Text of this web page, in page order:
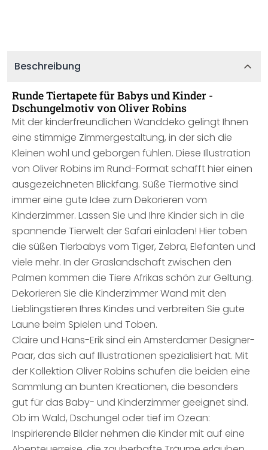
Beschreibung
Runde Tiertapete für Babys und Kinder -
Dschungelmotiv von Oliver Robins
Mit der kinderfreundlichen Wanddeko gelingt Ihnen
eine stimmige Zimmergestaltung, in der sich die
Kleinen wohl und geborgen fühlen. Diese Illustration
von Oliver Robins im Rund-Format schafft hier einen
ausgezeichneten Blickfang. Süße Tiermotive sind
immer eine gute Idee zum Dekorieren vom
Kinderzimmer. Lassen Sie und Ihre Kinder sich in die
spannende Tierwelt der Safari einladen! Hier toben
die süßen Tierbabys vom Tiger, Zebra, Elefanten und
viele mehr. In der Graslandschaft zwischen den
Palmen kommen die Tiere Afrikas schön zur Geltung.
Dekorieren Sie die Kinderzimmer Wand mit den
Lieblingstieren Ihres Kindes und verbreiten Sie gute
Laune beim Spielen und Toben.
Claire und Hans-Erik sind ein Amsterdamer Designer-
Paar, das sich auf Illustrationen spezialisiert hat. Mit
der Kollektion Oliver Robins schufen die beiden eine
Sammlung an bunten Kreationen, die besonders
gut für das Baby- und Kinderzimmer geeignet sind.
Ob im Wald, Dschungel oder tief im Ozean:
Inspirierende Bilder nehmen die Kinder mit auf eine